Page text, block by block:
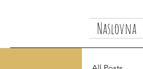
Naslovna